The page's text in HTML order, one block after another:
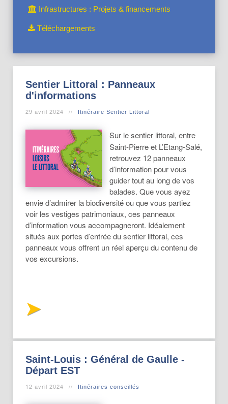
Infrastructures : Projets & financements
Téléchargements
Sentier Littoral : Panneaux
d'informations
29 avril 2024 Itinéraire Sentier Littoral
Sur le sentier littoral, entre
Saint-Pierre et L’Etang-Salé,
retrouvez 12 panneaux
d’information pour vous
guider tout au long de vos
balades. Que vous ayez
envie d’admirer la biodiversité ou que vous partiez
voir les vestiges patrimoniaux, ces panneaux
d’information vous accompagneront. Idéalement
situés aux portes d’entrée du sentier littoral, ces
panneaux vous offrent un réel aperçu du contenu de
vos excursions.
Saint-Louis : Général de Gaulle -
Départ EST
12 avril 2024 Itinéraires conseillés